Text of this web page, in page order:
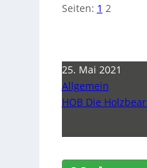
Seiten: 1 2
25. Mai 2021
Allgemein
HOB Die